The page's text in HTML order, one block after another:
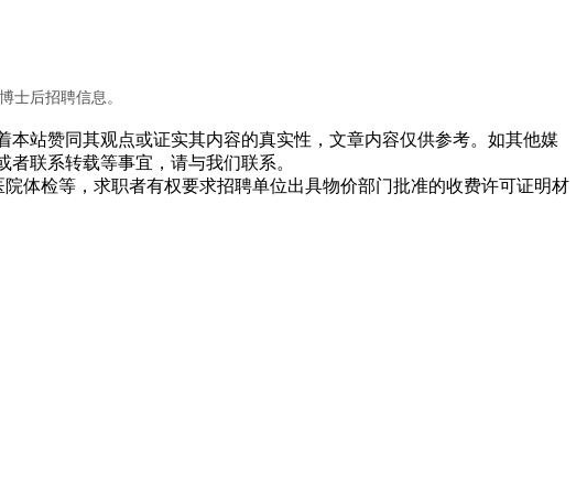
士后招聘信息。
站赞同其观点或证实其内容的真实性，文章内容仅供参考。如其他媒
联系转载等事宜，请与我们联系。
体检等，求职者有权要求招聘单位出具物价部门批准的收费许可证明材